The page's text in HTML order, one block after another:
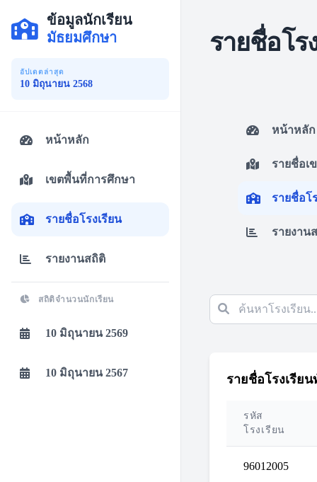
รายชื่อโร
หน้าหลัก
รายชื่อเ
รายชื่อโ
รายงาน
รายชื่อโรงเรีย
รหัส
โรงเรียน
96012005
ข้อมูลนักเรียน
มัธยมศึกษา
อัปเดตล่าสุด
10 มิถุนายน 2568
หน้าหลัก
เขตพื้นที่การศึกษา
รายชื่อโรงเรียน
รายงานสถิติ
สถิติจำนวนนักเรียน
10 มิถุนายน 2569
10 มิถุนายน 2567